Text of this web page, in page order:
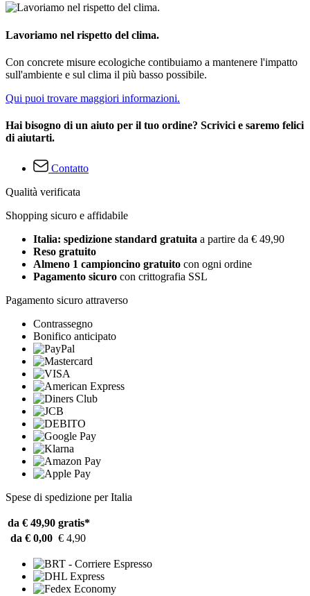
Lavoriamo nel rispetto del clima.
Con concrete misure ecologiche contibuiamo a mantenere l'impatto
sull'ambiente e sul clima il più basso possibile.
Qui puoi trovare maggiori informazioni.
Hai bisogno di un aiuto per il tuo ordine? Scrivici e saremo felici
di aiutarti.
Contatto
Qualità verificata
Shopping sicuro e affidabile
Italia: spedizione standard gratuita a partire da € 49,90
Reso gratuito
Almeno 1 campioncino gratuito con ogni ordine
Pagamento sicuro con crittografia SSL
Pagamento sicuro attraverso
Contrassegno
Bonifico anticipato
Spese di spedizione per Italia
da € 49,90 gratis*
da € 0,00 € 4,90